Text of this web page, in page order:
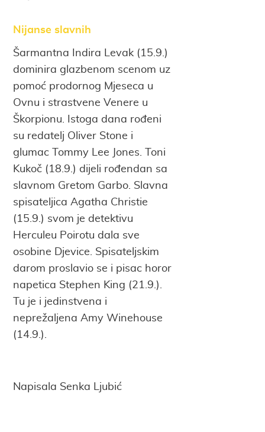
Nijanse slavnih
Šarmantna Indira Levak (15.9.)
dominira glazbenom scenom uz
pomoć prodornog Mjeseca u
Ovnu i strastvene Venere u
Škorpionu. Istoga dana rođeni
su redatelj Oliver Stone i
glumac Tommy Lee Jones. Toni
Kukoč (18.9.) dijeli rođendan sa
slavnom Gretom Garbo. Slavna
spisateljica Agatha Christie
(15.9.) svom je detektivu
Herculeu Poirotu dala sve
osobine Djevice. Spisateljskim
darom proslavio se i pisac horor
napetica Stephen King (21.9.).
Tu je i jedinstvena i
neprežaljena Amy Winehouse
(14.9.).
Napisala Senka Ljubić